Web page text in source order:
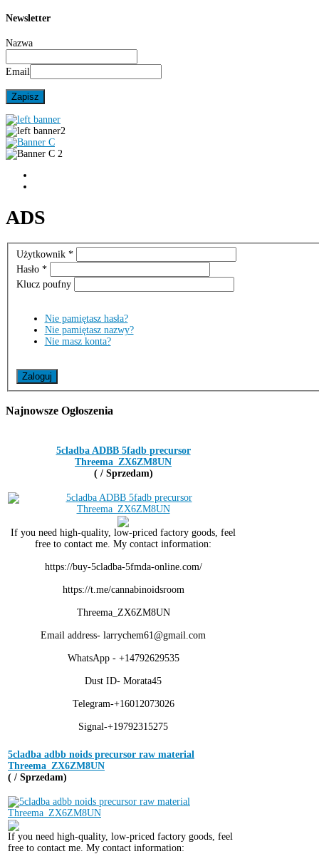
Newsletter
Nazwa
Email
ADS
Użytkownik*
Hasło*
Klucz poufny
Nie pamiętasz hasła?
Nie pamiętasz nazwy?
Nie masz konta?
Zaloguj
Najnowsze Ogłoszenia
5cladba ADBB 5fadb precursor
Threema_ZX6ZM8UN
( / Sprzedam)
If you need high-quality, low-priced factory goods, feel
free to contact me. My contact information:
https://buy-5cladba-5fmda-online.com/
https://t.me/cannabinoidsroom
Threema_ZX6ZM8UN
Email address- larrychem61@gmail.com
WhatsApp - +14792629535
Dust ID- Morata45
Telegram-+16012073026
Signal-+19792315275
5cladba adbb noids precursor raw material
Threema_ZX6ZM8UN
( / Sprzedam)
If you need high-quality, low-priced factory goods, feel
free to contact me. My contact information: